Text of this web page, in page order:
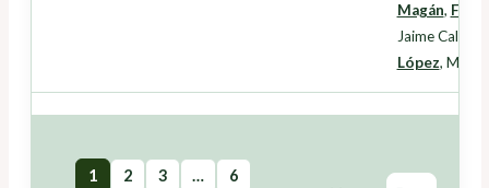
Magán,
Jaime
López,
1 2 3 …
6